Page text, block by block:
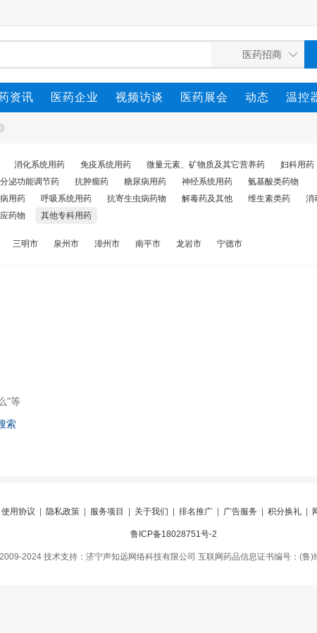
资讯 医药企业 视频访谈 医药展会 动态 温控
消化系统用药 免疫系统用药 微量元素、矿物质及其它营养药 妇科用药
泌功能调节药 抗肿瘤药 糖尿病用药 神经系统用药
氨基酸类药物
用药 呼吸系统用药 抗寄生虫病药物 解毒药及其他 维生素类药
消
药物 其他专科用药
三明市 泉州市 漳州市 南平市 龙岩市 宁德市
”等
索
使用协议 隐私政策| 服务项目 关于我们 排名推广| 广告服务 积分换礼|
鲁ICP备18028751号-2
2024 技术支持：济宁声知远网络科技有限公司 互联网药品信息证书编号：(鲁